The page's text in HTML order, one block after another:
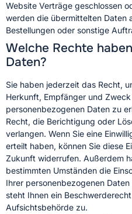
Website Verträge geschlossen
werden die übermittelten Daten
Bestellungen oder sonstige
Welche Rechte
Daten?
Sie haben jederzeit das Recht,
Herkunft, Empfänger und
personenbezogenen Daten zu
Recht, die Berichtigung oder
verlangen. Wenn Sie eine
erteilt haben, können Sie diese
Zukunft widerrufen. Außerdem
bestimmten Umständen die
Ihrer personenbezogenen
steht Ihnen ein
Aufsichtsbehörde zu.